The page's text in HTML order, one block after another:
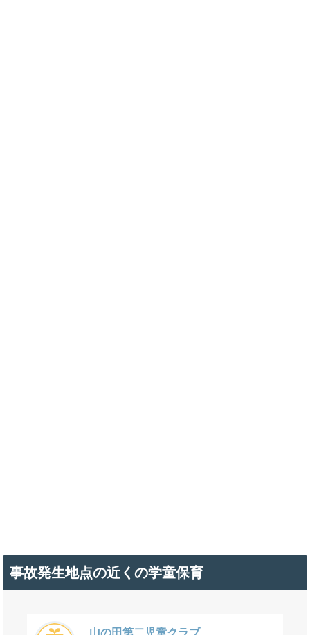
事故発生地点の近くの学童保育
山の田第二児童クラブ